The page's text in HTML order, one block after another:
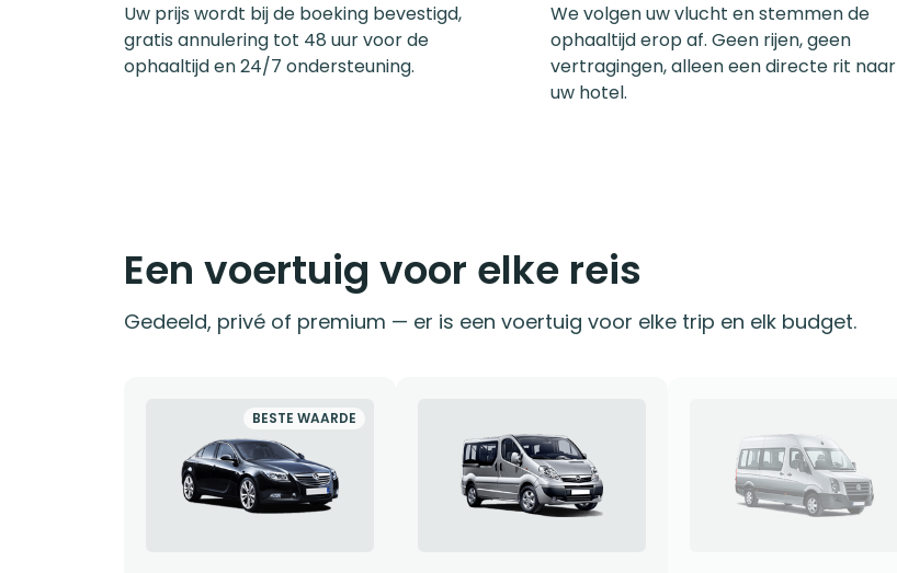
Uw prijs wordt bij de boeking bevestigd,
gratis annulering tot 48 uur voor de
ophaaltijd en 24/7 ondersteuning.
We volgen uw vlucht en stemmen de
ophaaltijd erop af. Geen rijen, geen
vertragingen, alleen een directe rit naar
uw hotel.
Een voertuig voor elke reis
Gedeeld, privé of premium — er is een voertuig voor elke trip en elk budget.
BESTE WAARDE